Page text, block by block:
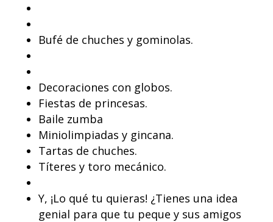
Bufé de chuches y gominolas.
Decoraciones con globos.
Fiestas de princesas.
Baile zumba
Miniolimpiadas y gincana.
Tartas de chuches.
Títeres y toro mecánico.
Y, ¡Lo qué tu quieras! ¿Tienes una idea
genial para que tu peque y sus amigos